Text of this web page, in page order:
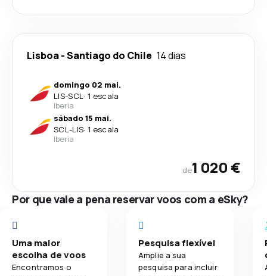
Lisboa-Santiago do Chile 14 dias
domingo 02 mai.
LIS-SCL· 1 escala
Iberia
sábado 15 mai.
SCL-LIS· 1 escala
Iberia
de1 020 €
Por que vale a pena reservar voos com a eSky?
Uma maior
escolha de voos
Encontramos o
Pesquisa flexível
Amplie a sua
pesquisa para incluir